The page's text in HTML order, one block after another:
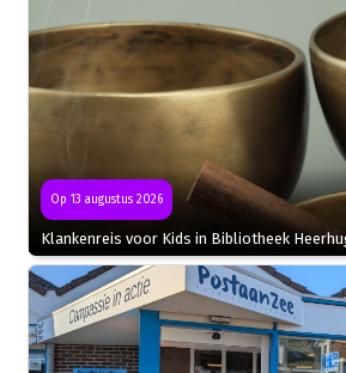
Op 13 augustus 2026
Klankenreis voor Kids in Bibliotheek